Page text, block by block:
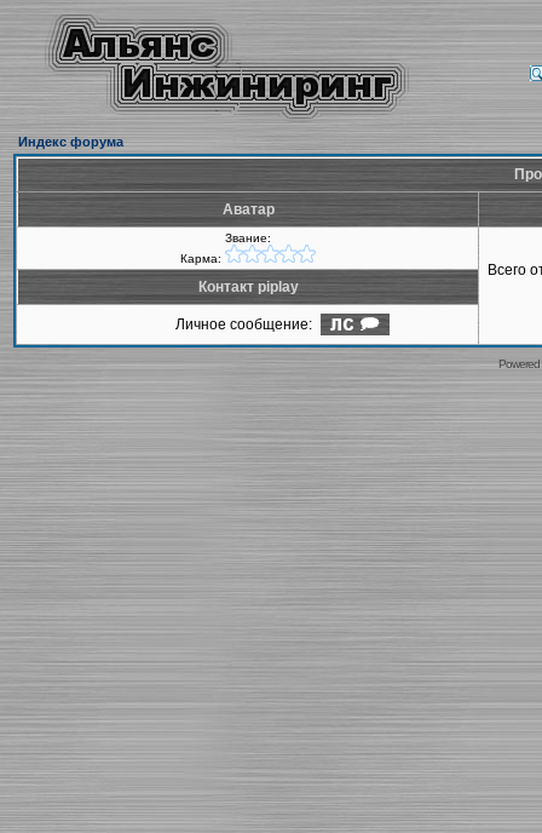
Индекс форума
Аватар
Звание:
Карма:
Всего
Контакт piplay
Личное сообщение: